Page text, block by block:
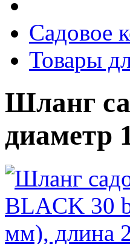
Садовое
Товары
Шланг
диаметр